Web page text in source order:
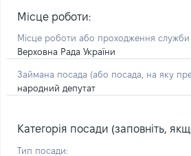
Місце роботи:
Місце роботи або проходження служби
Верховна Рада України
Займана посада (або посада, на яку
народний депутат
Категорія посади (заповніть,
Тип посади: